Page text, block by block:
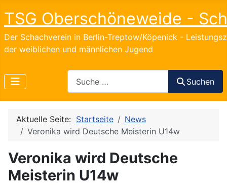
TSG Oberschöneweide -
Der Schachverein in Berlin-Treptow/Köpenick -
der weiblichen und männlichen Jugend
Suchen
Aktuelle Seite: Startseite
News
Veronika wird Deutsche Meisterin U14w
Veronika wird Deutsche
Meisterin U14w